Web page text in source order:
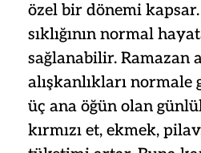
özel bir dönemi
sıklığının normal
sağlanabilir. Ramazan
alışkanlıkları normale
üç ana öğün olan
kırmızı et, ekmek,